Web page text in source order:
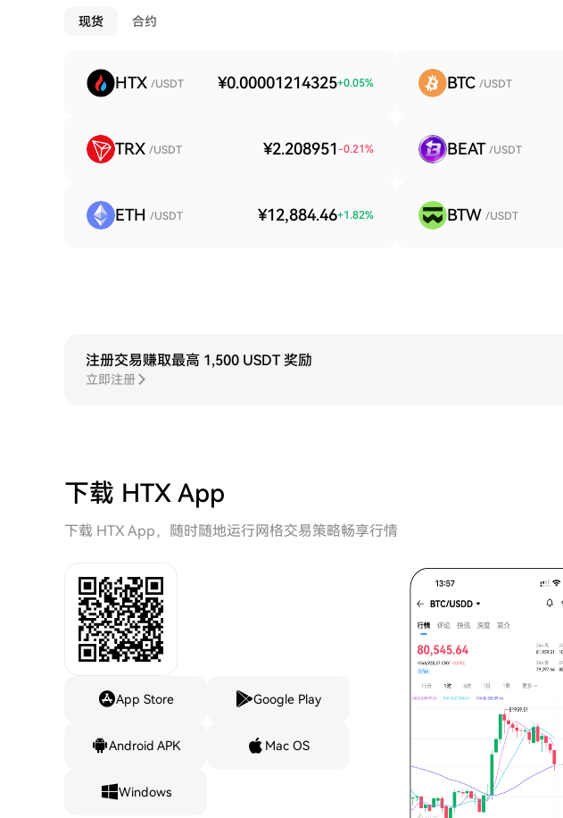
现货 合约
HTX /USDT ¥0.00001214325+0.05% BTC /USDT
TRX /USDT ¥2.208951 -0.21% BEAT /USDT
ETH /USDT ¥12,884.46+1.82% BTW /USDT
注册交易赚取最高 1,500 USDT 奖励
立即注册
下载 HTX App
下载 HTX App，随时随地运行网格交易策略畅享行情
App Store Google Play
Android APK Mac OS
Windows